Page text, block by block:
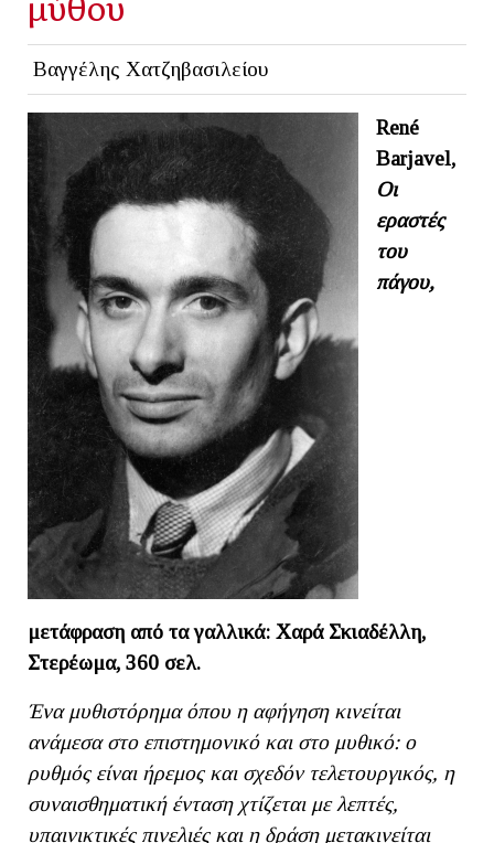
Βαγγέλης Χατζηβασιλείου
René
Barjavel,
Οι
εραστές
του
πάγου,
μετάφραση από τα γαλλικά: Χαρά Σκιαδέλλη,
Στερέωμα, 360 σελ.
Ένα μυθιστόρημα όπου η αφήγηση κινείται
ανάμεσα στο επιστημονικό και στο μυθικό: ο
ρυθμός είναι ήρεμος και σχεδόν τελετουργικός, η
συναισθηματική ένταση χτίζεται με λεπτές,
υπαινικτικές πινελιές και η δράση μετακινείται